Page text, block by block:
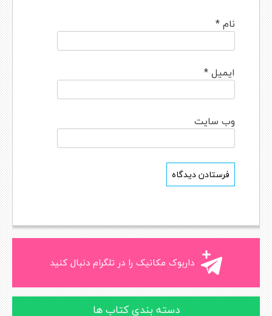
داربوک مکانیک را در تلگرام دنبال کنید
دسته بندی کتاب ها
نام*
ایمیل*
وب‌ سایت